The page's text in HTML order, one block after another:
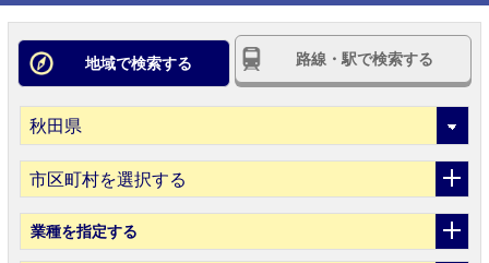
地域で検索する 路線・駅で検索する
市区町村を選択する
業種を指定する